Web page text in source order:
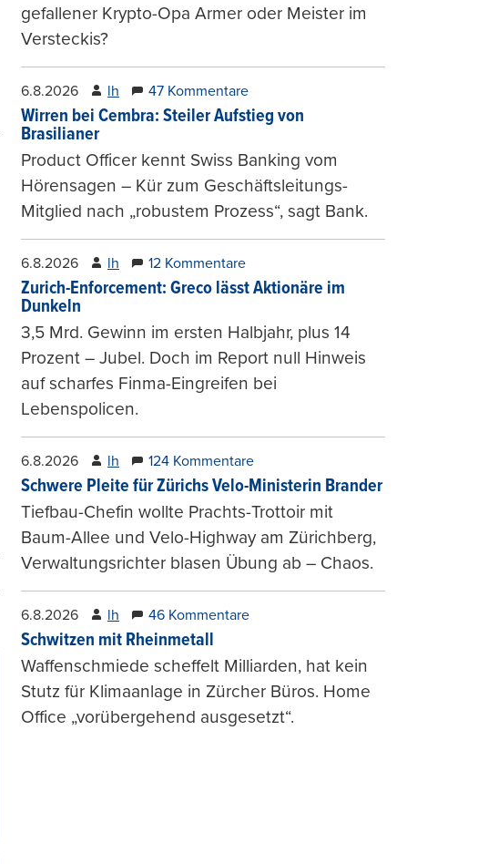
gefallener Krypto-Opa Armer oder Meister im
Versteckis?
6.8.2026 lh 47 Kommentare
Wirren bei Cembra: Steiler Aufstieg von
Brasilianer
Product Officer kennt Swiss Banking vom
Hörensagen – Kür zum Geschäftsleitungs-
Mitglied nach „robustem Prozess“, sagt Bank.
6.8.2026 lh 12 Kommentare
Zurich-Enforcement: Greco lässt Aktionäre im
Dunkeln
3,5 Mrd. Gewinn im ersten Halbjahr, plus 14
Prozent – Jubel. Doch im Report null Hinweis
auf scharfes Finma-Eingreifen bei
Lebenspolicen.
6.8.2026 lh 124 Kommentare
Schwere Pleite für Zürichs Velo-Ministerin Brander
Tiefbau-Chefin wollte Prachts-Trottoir mit
Baum-Allee und Velo-Highway am Zürichberg,
Verwaltungsrichter blasen Übung ab – Chaos.
6.8.2026 lh 46 Kommentare
Schwitzen mit Rheinmetall
Waffenschmiede scheffelt Milliarden, hat kein
Stutz für Klimaanlage in Zürcher Büros. Home
Office „vorübergehend ausgesetzt“.